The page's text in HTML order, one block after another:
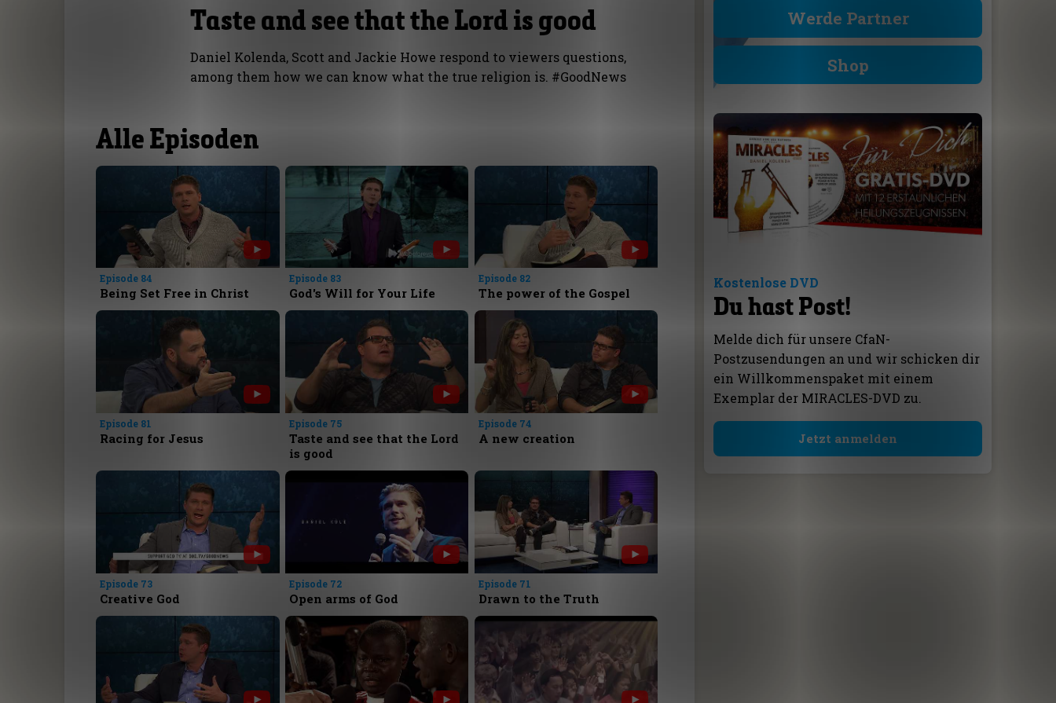
Taste and see that the Lord is good
Daniel Kolenda, Scott and Jackie Howe respond to viewers questions,
among them how we can know what the true religion is. #GoodNews
Alle Episoden
Episode 84
Being Set Free in Christ
Episode 83
God's Will for Your Life
Episode 82
The power of the Gospel
Episode 81
Racing for Jesus
Episode 75
Taste and see that the Lord
is good
Episode 74
A new creation
Episode 73
Creative God
Episode 72
Open arms of God
Episode 71
Drawn to the Truth
Werde Partner
Shop
Kostenlose DVD
Du hast Post!
Melde dich für unsere CfaN-
Postzusendungen an und wir schicken dir
ein Willkommenspaket mit einem
Exemplar der MIRACLES-DVD zu.
Jetzt anmelden